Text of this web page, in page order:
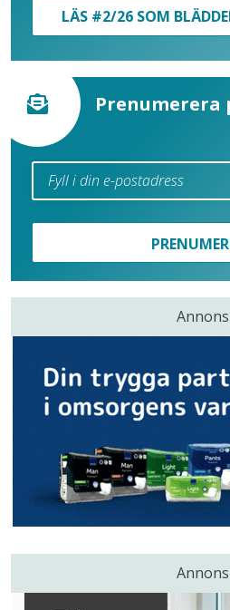
LÄS #2/26 SOM
Prenumerera
Annons
Annons